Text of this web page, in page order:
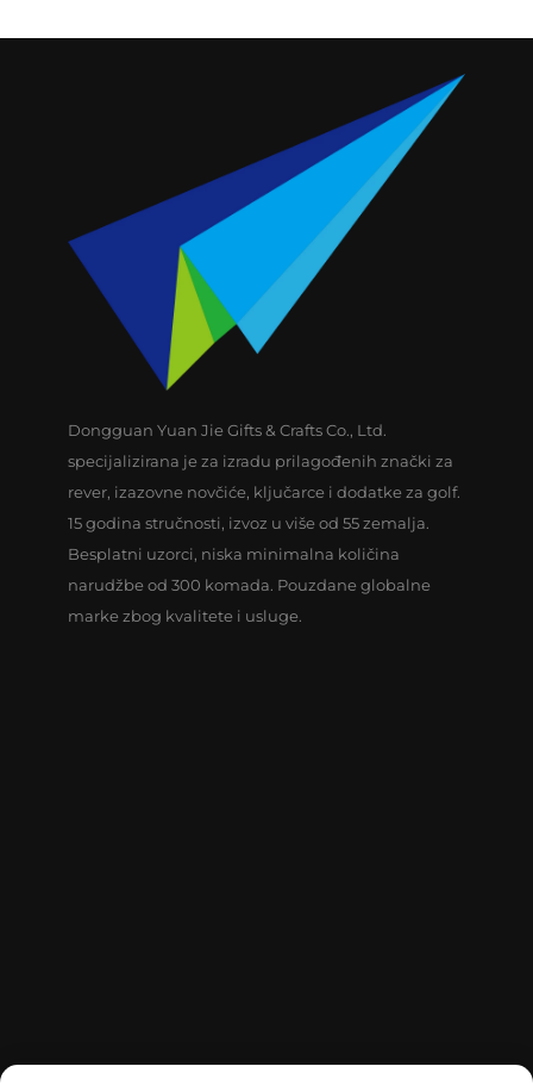
Dongguan Yuan Jie Gifts & Crafts Co., Ltd.
specijalizirana je za izradu prilagođenih znački za
rever, izazovne novčiće, ključarce i dodatke za golf.
15 godina stručnosti, izvoz u više od 55 zemalja.
Besplatni uzorci, niska minimalna količina
narudžbe od 300 komada. Pouzdane globalne
marke zbog kvalitete i usluge.